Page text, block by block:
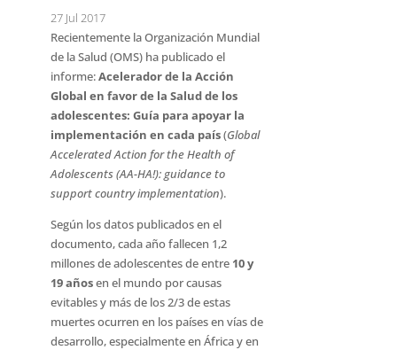
27 Jul 2017
Recientemente la Organización Mundial
de la Salud (OMS) ha publicado el
informe:Acelerador de la Acción
Global en favor de la Salud de los
adolescentes: Guía para apoyar la
implementación en cada país(Global
Accelerated Action for the Health of
Adolescents (AA-HA!): guidance to
support country implementation).
Según los datos publicados en el
documento, cada año fallecen 1,2
millones de adolescentes de entre 10 y
19 añosen el mundo por causas
evitables y más de los 2/3 de estas
muertes ocurren en los países en vías de
desarrollo, especialmente en África y en